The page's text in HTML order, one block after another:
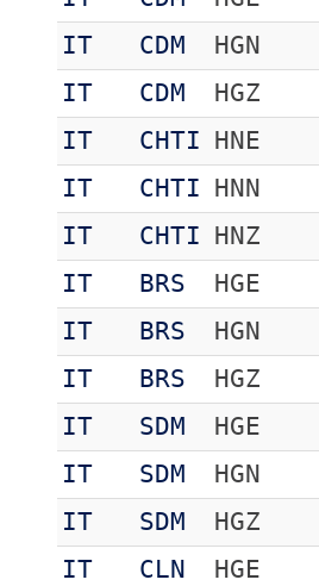
IT
CDM HGN
IT
CDM HGZ
IT
CHTI HNE
IT
CHTI HNN
IT
CHTI HNZ
IT
BRS HGE
IT
BRS HGN
IT
BRS HGZ
IT
SDM HGE
IT
SDM HGN
IT
SDM HGZ
IT
CLN HGE